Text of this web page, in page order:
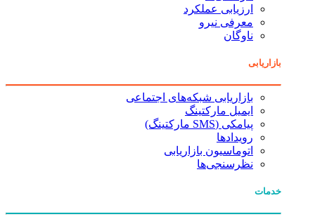
ارزیابی عملکرد
معرفی نیرو
ناوگان
بازاریابی
بازاریابی شبکه‌های اجتماعی
ایمیل مارکتینگ
پیامکی (SMS مارکتینگ)
رویدادها
اتوماسیون بازاریابی
نظرسنجی‌ها
خدمات